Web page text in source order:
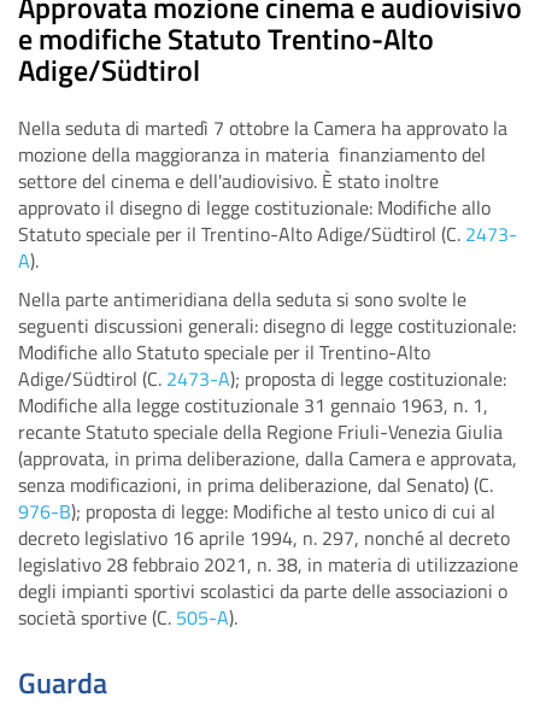
e modifiche Statuto Trentino-Alto
Adige/Südtirol
Nella seduta di martedì 7 ottobre la Camera ha approvato la
mozione della maggioranza in materia finanziamento del
settore del cinema e dell'audiovisivo. È stato inoltre
approvato il disegno di legge costituzionale: Modifiche allo
Statuto speciale per il Trentino-Alto Adige/Südtirol (C. 2473-
A).
Nella parte antimeridiana della seduta si sono svolte le
seguenti discussioni generali: disegno di legge costituzionale:
Modifiche allo Statuto speciale per il Trentino-Alto
Adige/Südtirol (C. 2473-A); proposta di legge costituzionale:
Modifiche alla legge costituzionale 31 gennaio 1963, n. 1,
recante Statuto speciale della Regione Friuli-Venezia Giulia
(approvata, in prima deliberazione, dalla Camera e approvata,
senza modificazioni, in prima deliberazione, dal Senato) (C.
976-B); proposta di legge: Modifiche al testo unico di cui al
decreto legislativo 16 aprile 1994, n. 297, nonché al decreto
legislativo 28 febbraio 2021, n. 38, in materia di utilizzazione
degli impianti sportivi scolastici da parte delle associazioni o
società sportive (C. 505-A).
Guarda